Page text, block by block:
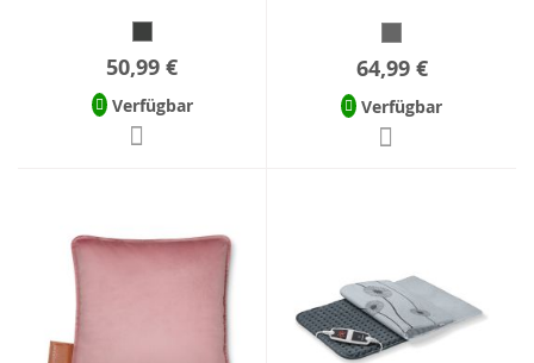
50,99 €
Verfügbar
64,99 €
Verfügbar